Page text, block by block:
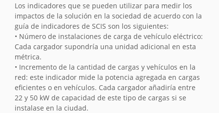
Los indicadores que se pueden utilizar para medir los
impactos de la solución en la sociedad de acuerdo con la
guía de indicadores de SCIS son los siguientes:
• Número de instalaciones de carga de vehículo eléctrico:
Cada cargador supondría una unidad adicional en esta
métrica.
• Incremento de la cantidad de cargas y vehículos en la
red: este indicador mide la potencia agregada en cargas
eficientes o en vehículos. Cada cargador añadiría entre
22 y 50 kW de capacidad de este tipo de cargas si se
instalase en la ciudad.